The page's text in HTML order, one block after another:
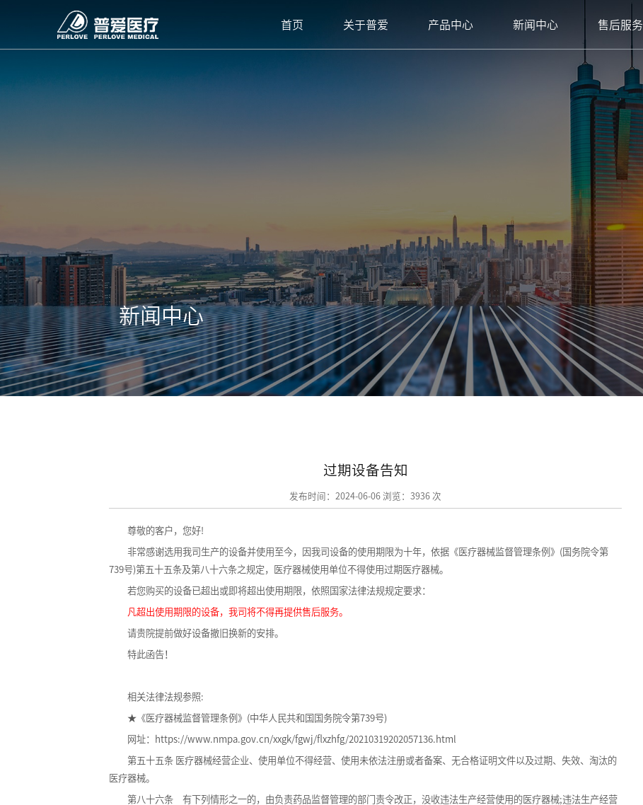
首页 关于普爱 产品中心 新闻中心 售后服务
新闻中心
过期设备告知
发布时间：2024-06-06 浏览：3936 次
尊敬的客户，您好!
非常感谢选用我司生产的设备并使用至今，因我司设备的使用期限为十年，依据《医疗器械监督管理条例》(国务院令第
739号)第五十五条及第八十六条之规定，医疗器械使用单位不得使用过期医疗器械。
若您购买的设备已超出或即将超出使用期限，依照国家法律法规规定要求：
凡超出使用期限的设备，我司将不得再提供售后服务。
请贵院提前做好设备撤旧换新的安排。
特此函告！
相关法律法规参照:
★《医疗器械监督管理条例》(中华人民共和国国务院令第739号)
网址：https://www.nmpa.gov.cn/xxgk/fgwj/flxzhfg/20210319202057136.html
第五十五条 医疗器械经营企业、使用单位不得经营、使用未依法注册或者备案、无合格证明文件以及过期、失效、淘汰的
医疗器械。
第八十六条 有下列情形之一的，由负责药品监督管理的部门责令改正，没收违法生产经营使用的医疗器械;违法生产经营